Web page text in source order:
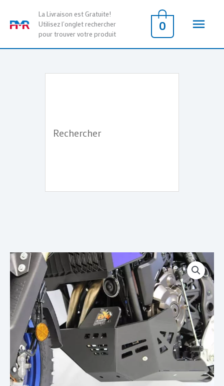
La Livraison est Gratuite!
Utilisez l'onglet rechercher
pour trouver votre produit
0
quantité
de
Sabot
Adventure
AXP
YAMAHA
TENERE
700
22-